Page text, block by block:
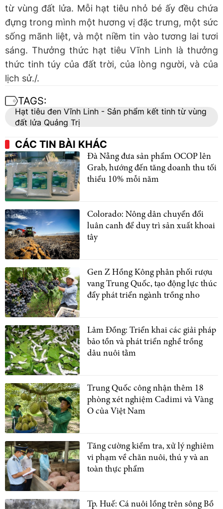
từ vùng đất lửa. Mỗi hạt tiêu nhỏ bé ấy đều chứa
đựng trong mình một hương vị đặc trưng, một sức
sống mãnh liệt, và một niềm tin vào tương lai tươi
sáng. Thưởng thức hạt tiêu Vĩnh Linh là thưởng
thức tinh túy của đất trời, của lòng người, và của
lịch sử./.
TAGS:
Hạt tiêu đen Vĩnh Linh - Sản phẩm kết tinh từ vùng
đất lửa Quảng Trị
CÁC TIN BÀI KHÁC
Đà Nẵng đưa sản phẩm OCOP lên
Grab, hướng đến tăng doanh thu tối
thiểu 10% mỗi năm
Colorado: Nông dân chuyển đổi
luân canh để duy trì sản xuất khoai
tây
Gen Z Hồng Kông phân phối rượu
vang Trung Quốc, tạo động lực thúc
đẩy phát triển ngành trồng nho
Lâm Đồng: Triển khai các giải pháp
bảo tồn và phát triển nghề trồng
dâu nuôi tằm
Trung Quốc công nhận thêm 18
phòng xét nghiệm Cadimi và Vàng
O của Việt Nam
Tăng cường kiểm tra, xử lý nghiêm
vi phạm về chăn nuôi, thú y và an
toàn thực phẩm
Tp. Huế: Cá nuôi lồng trên sông Bồ